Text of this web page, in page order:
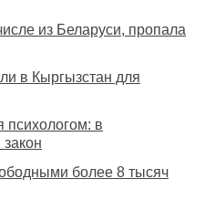
из Беларуси, пропала
в Кыргызстан для
психологом: в
более 8 тысяч